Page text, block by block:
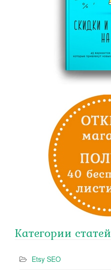
Категории статей
Etsy SEO